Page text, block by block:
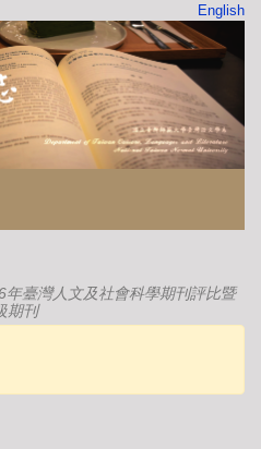
English
臺灣人文及社會科學期刊評比暨
期刊